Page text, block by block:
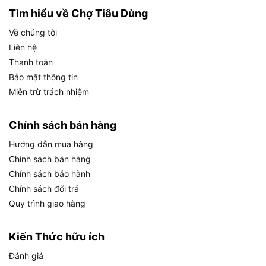
cận như gầm xe, bánh xe.
Vệ sinh nhà cửa: Từ sàn nhà, tường rào, sân
vườn đến mái nhà, máy giúp loại bỏ bụi bẩn,
rong rêu một cách nhanh chóng.
Tưới cây và làm vườn: Với chế độ phun nhẹ, sản
phẩm phù hợp để tưới cây, rửa lá hoặc làm
Vệ sinh thiết bị gia dụng: Máy hỗ trợ làm sạch
máy lạnh, quạt, hoặc các thiết bị gia đình khác
mà không gây hư hại.
Làm sạch chuồng trại: Đối với các hộ chăn
nuôi, máy giúp vệ sinh chuồng trại, bể bơi mini
Đối tượng sử dụng phù hợp:
Tìm hiểu về Chợ Tiêu Dùng
Về chúng tôi
Liên hệ
Thanh toán
Bảo mật thông tin
Miễn trừ trách nhiệm
Chính sách bán hàng
Hướng dẫn mua hàng
Chính sách bán hàng
Chính sách bảo hành
Chính sách đổi trả
Quy trình giao hàng
Kiến Thức hữu ích
Đánh giá